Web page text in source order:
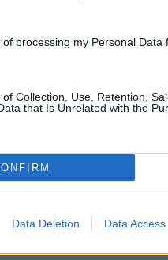
processing my Personal Data
Collection, Use, Retention,
that Is Unrelated with the
Data Deletion Data Access
με τις ανάγκες του
μπορούν να
τις επενδύσεις τους σε